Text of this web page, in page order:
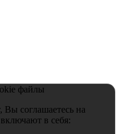
файлы
Вы соглашаетесь на
в себя: